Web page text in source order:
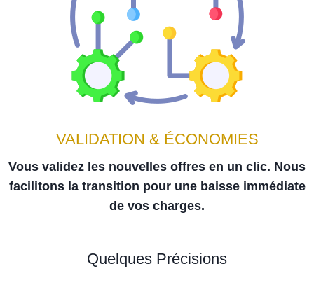
VALIDATION & ÉCONOMIES
Vous validez les nouvelles offres en un clic. Nous
facilitons la transition pour une baisse immédiate
de vos charges.
Quelques Précisions